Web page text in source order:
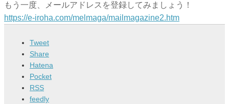
もう一度、メールアドレスを登録してみましょう！
https://e-iroha.com/melmaga/mailmagazine2.htm
Tweet
Share
Hatena
Pocket
RSS
feedly